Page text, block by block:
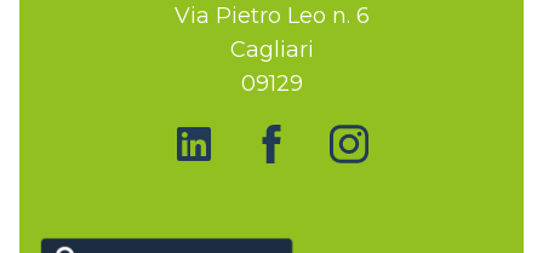
Via Pietro Leo n. 6
Cagliari
09129